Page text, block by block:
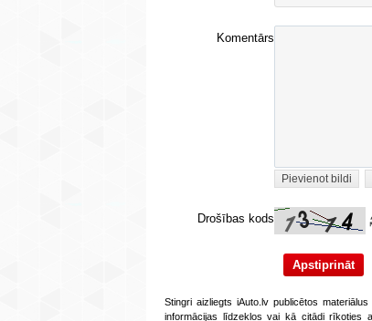
Komentārs
Pievienot bildi
Drošības kods
Stingri aizliegts iAuto.lv publicētos
informācijas līdzekļos vai kā citādi rīkoties